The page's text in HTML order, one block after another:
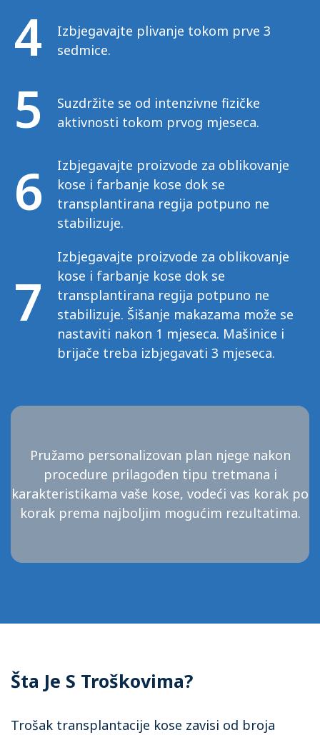
4
Izbjegavajte plivanje tokom prve 3
sedmice.
5
Suzdržite se od intenzivne fizičke
aktivnosti tokom prvog mjeseca.
6
Izbjegavajte proizvode za oblikovanje
kose i farbanje kose dok se
transplantirana regija potpuno ne
stabilizuje.
7
Izbjegavajte proizvode za oblikovanje
kose i farbanje kose dok se
transplantirana regija potpuno ne
stabilizuje. Šišanje makazama može se
nastaviti nakon 1 mjeseca. Mašinice i
brijače treba izbjegavati 3 mjeseca.
Pružamo personalizovan plan njege nakon
procedure prilagođen tipu tretmana i
karakteristikama vaše kose, vodeći vas korak po
korak prema najboljim mogućim rezultatima.
Šta Je S Troškovima?
Trošak transplantacije kose zavisi od broja